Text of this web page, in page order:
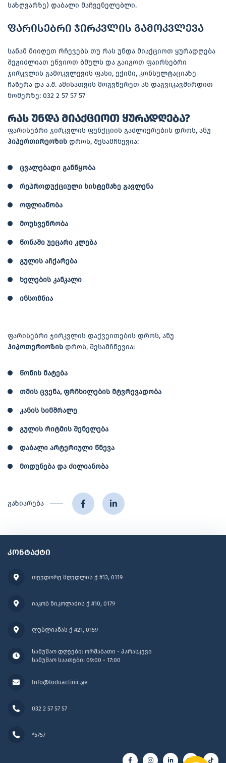
საზღვარზე) დაბალი მაჩვენელებლი.
ფარისებრი ჯირკვლის გამოკვლევა
სანამ მიიღეთ რჩევებს თუ რას უნდა მიაქციოთ ყურადღება
შეგიძლიათ ეწვიოთ ბმულს და გაიგოთ ფაირსებრი
ჯირკვლის გამოკვლევის ფასი, ექიმი, კონსულტაციაზე
ჩაწერა და ა.შ. ამისათვის მოგვწერეთ ან დაგვიკავშირდით
ნომერზე: 032 2 57 57 57
რას უნდა მიაქციოთ ყურადღება?
ფარისებრი ჯირკვლის ფუნქციის გაძლიერების დროს, ანუ
ჰიპერთირეოზის დროს, შესამჩნევია:
ცვალებადი განწყობა
რეპროდუქციული სისტემაზე გავლენა
ოფლიანობა
მოუსვენრობა
წონაში უეცარი კლება
გულის აჩქარება
ხელების კანკალი
ინსომნია
ფარისებრი ჯირკვლის დაქვეითების დროს, ანუ
ჰიპოთერიოზის დროს, შესამჩნევია:
წონის მატება
თმის ცვენა, ფრჩხილების მტვრევადობა
კანის სიმშრალე
გულის რიტმის შენელება
დაბალი არტერიული წნევა
მოდუნება და ძილიანობა
გაზიარება
კონტაქტი
თევდორე მღვდლის ქ #13, 0119
სამუშაო დღეები: ორშაბათი - პარასკევი
სამუშაო საათები: 09:00 - 17:00
იაკობ ნიკოლაძის ქ #10, 0179
Info@toduaclinic.ge
ლუბლიანას ქ #21, 0159
032 2 57 57 57
*5757